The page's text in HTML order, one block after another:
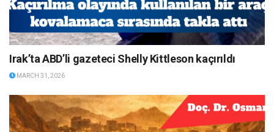
Irak’ta ABD’li gazeteci Shelly Kittleson kaçırıldı
MARCH 31, 2026